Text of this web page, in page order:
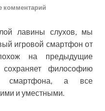
комментарий
лавины слухов, мы
игровой смартфон от
на предыдущие
философию
смартфона, а все
и уместными.